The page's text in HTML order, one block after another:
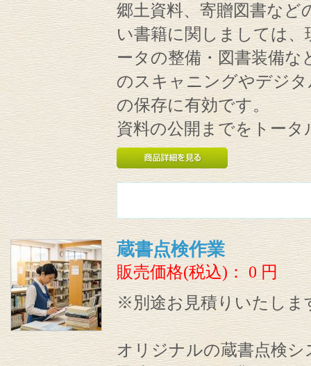
郷土資料、寄贈図書など
い書籍に関しましては
ータの整備・図書装備
のスキャニングやデジ
の保存に有効です。
資料の公開までをトー
蔵書点検作業
販売価格(税込)：0円
※別途お見積りいたしま
オリジナルの蔵書点検